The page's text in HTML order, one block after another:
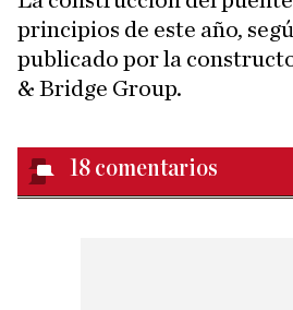
principios de este año,
publicado por la
& Bridge Group.
18 comentarios